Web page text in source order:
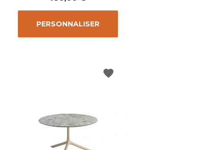
PERSONNALISER
favorite